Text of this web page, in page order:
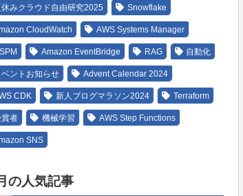
みクラウド自由研究2025 Snowflake
CloudWatch AWS Systems Manager
Amazon EventBridge RAG 自動化
ベントお知らせ Advent Calendar 2024
CDK 新人ブログマラソン2024 Terraform
者 機械学習 AWS Step Functions
SNS
の人気記事